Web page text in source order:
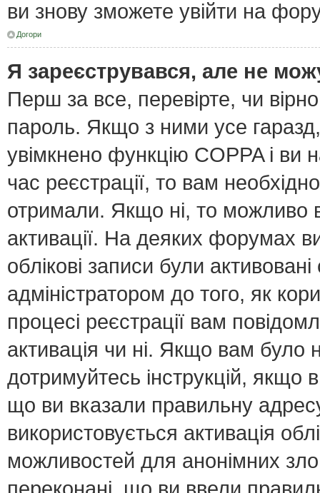
ви знову зможете увійти на
Догори
Я зареєструвався, але не
Перш за все, перевірте, чи
пароль. Якщо з ними усе
увімкнено функцію COPPA і ви
час реєстрації, то вам
отримали. Якщо ні, то можливо
активації. На деяких форумах
облікові записи були
адміністратором до того, як
процесі реєстрації вам
активація чи ні. Якщо вам
дотримуйтесь інструкцій,
що ви вказали правильну
використовується активація
можливостей для анонімних